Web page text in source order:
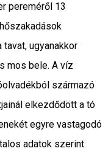
pereméről 13
ugyanakkor
mos bele. A víz
származó
elkezdődött a tó
egyre vastagodó
adatok szerint